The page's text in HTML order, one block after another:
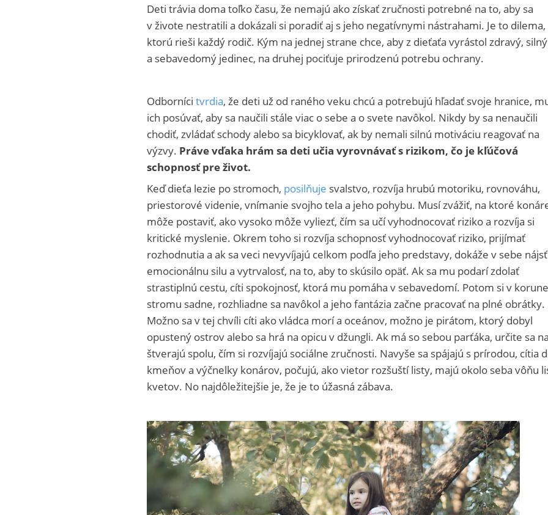
Deti trávia doma toľko času, že nemajú ako získať zručnosti potrebné na to, aby sa
v živote nestratili a dokázali si poradiť aj s jeho negatívnymi nástrahami. Je to dilema,
ktorú rieši každý rodič. Kým na jednej strane chce, aby z dieťaťa vyrástol zdravý, silný
a sebavedomý jedinec, na druhej pociťuje prirodzenú potrebu ochrany.
Odborníci tvrdia, že deti už od raného veku chcú a potrebujú hľadať svoje hranice,
ich posúvať, aby sa naučili stále viac o sebe a o svete navôkol. Nikdy by sa nenaučili
chodiť, zvládať schody alebo sa bicyklovať, ak by nemali silnú motiváciu reagovať na
výzvy. Práve vďaka hrám sa deti učia vyrovnávať s rizikom, čo je kľúčová
schopnosť pre život.
Keď dieťa lezie po stromoch, posilňuje svalstvo, rozvíja hrubú motoriku, rovnováhu,
priestorové videnie, vnímanie svojho tela a jeho pohybu. Musí zvážiť, na ktoré
môže postaviť, ako vysoko môže vyliezť, čím sa učí vyhodnocovať riziko a rozvíja si
kritické myslenie. Okrem toho si rozvíja schopnosť vyhodnocovať riziko, prijímať
rozhodnutia a ak sa veci nevyvíjajú celkom podľa jeho predstavy, dokáže v sebe nájsť
emocionálnu silu a vytrvalosť, na to, aby to skúsilo opäť. Ak sa mu podarí zdolať
strastiplnú cestu, cíti spokojnosť, ktorá mu pomáha v sebavedomí. Potom si v korune
stromu sadne, rozhliadne sa navôkol a jeho fantázia začne pracovať na plné obrátky.
Možno sa v tej chvíli cíti ako vládca morí a oceánov, možno je pirátom, ktorý dobyl
opustený ostrov alebo sa hrá na opicu v džungli. Ak má so sebou parťáka, určite sa
štverajú spolu, čím si rozvíjajú sociálne zručnosti. Navyše sa spájajú s prírodou, cítia
kmeňov a výčnelky konárov, počujú, ako vietor rozšuští listy, majú okolo seba vôňu
kvetov. No najdôležitejšie je, že je to úžasná zábava.